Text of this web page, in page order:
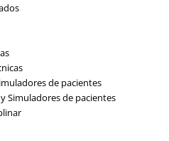
de pacientes
Simuladores de pacientes